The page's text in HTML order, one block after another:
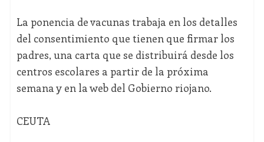
La ponencia de vacunas trabaja en los detalles
del consentimiento que tienen que firmar los
padres, una carta que se distribuirá desde los
centros escolares a partir de la próxima
semana y en la web del Gobierno riojano.
CEUTA